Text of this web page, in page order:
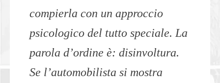
compierla con un approccio
psicologico del tutto speciale. La
parola d’ordine è: disinvoltura.
Se l’automobilista si mostra